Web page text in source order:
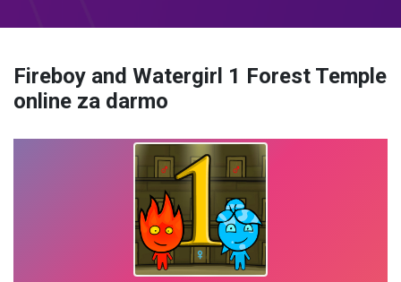
Fireboy and Watergirl 1 Forest Temple
online za darmo